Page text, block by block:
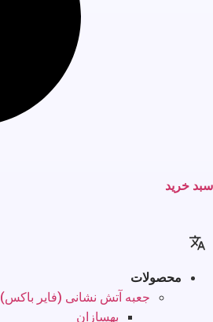
سبد خرید
محصولات
جعبه آتش نشانی (فایر باکس)
بهسازان